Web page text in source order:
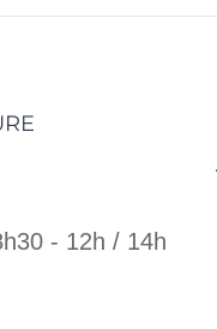
- 12h / 14h